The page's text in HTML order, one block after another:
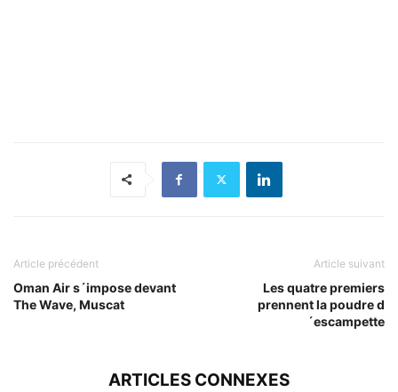
Article précédent
Oman Air s´impose devant
The Wave, Muscat
Article suivant
Les quatre premiers
prennent la poudre d
´escampette
ARTICLES CONNEXES